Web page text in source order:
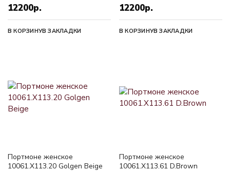
12200р.
В КОРЗИНУВ ЗАКЛАДКИ
12200р.
В КОРЗИНУВ ЗАКЛАДКИ
Портмоне женское
10061.X113.20 Golgen Beige
Портмоне женское
10061.X113.61 D.Brown